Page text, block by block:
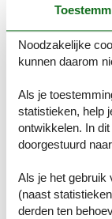
Slaapkamer,
Slaapkamer,
Slaapkamer,
Slaapkamer,
Badkamer
Toilet met
Noodzakelijke
kunnen daarom
Als je
statistieken, help
ontwikkelen. In
doorgestuurd
Als je het gebruik
(naast
derden ten